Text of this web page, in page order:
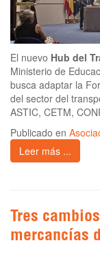
El nuevo Hub del
Ministerio de
busca adaptar la
del sector del
ASTIC, CETM,
Publicado en
Leer más ...
Tres
mercancías